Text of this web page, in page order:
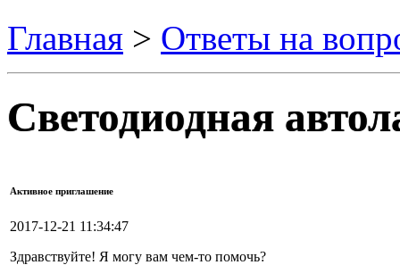
Главная > Ответы на
Светодиодная
Активное приглашение
2017-12-21 11:34:47
Здравствуйте! Я могу вам чем-то помочь?